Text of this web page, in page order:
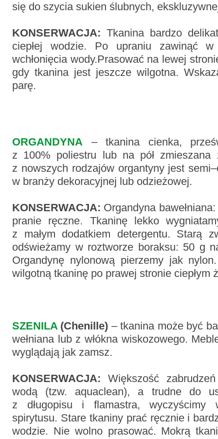
się do szycia sukien ślubnych,
KONSERWACJA: Tkanina bardzo
ciepłej wodzie. Po upraniu zawinąć
wchłonięcia wody.Prasować na lewej
gdy tkanina jest jeszcze wilgotna.
parę.
ORGANDYNA – tkanina cienka,
z 100% poliestru lub na pół zmieszana
z nowszych rodzajów organtyny jest
w branży dekoracyjnej lub odzieżowej.
KONSERWACJA: Organdyna
pranie ręczne. Tkaninę lekko
z małym dodatkiem detergentu. Starą
odświeżamy w roztworze boraksu: 50 g
Organdynę nylonową pierzemy jak
wilgotną tkaninę po prawej stronie ciepłym
SZENILA(Chenille) – tkanina może być
wełniana lub z włókna wiskozowego.
wyglądają jak zamsz.
KONSERWACJA: Większość
wodą (tzw. aquaclean), a trudne do
z długopisu i flamastra, wyczyścimy
spirytusu. Stare tkaniny prać ręcznie i
wodzie. Nie wolno prasować. Mokrą